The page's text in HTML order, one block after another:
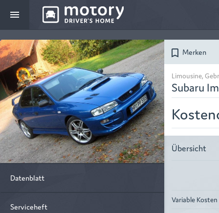
menu
Datenblatt
Serviceheft
bookmark_border Merken
Limousine,
Subaru
Übersicht
Variable Kosten